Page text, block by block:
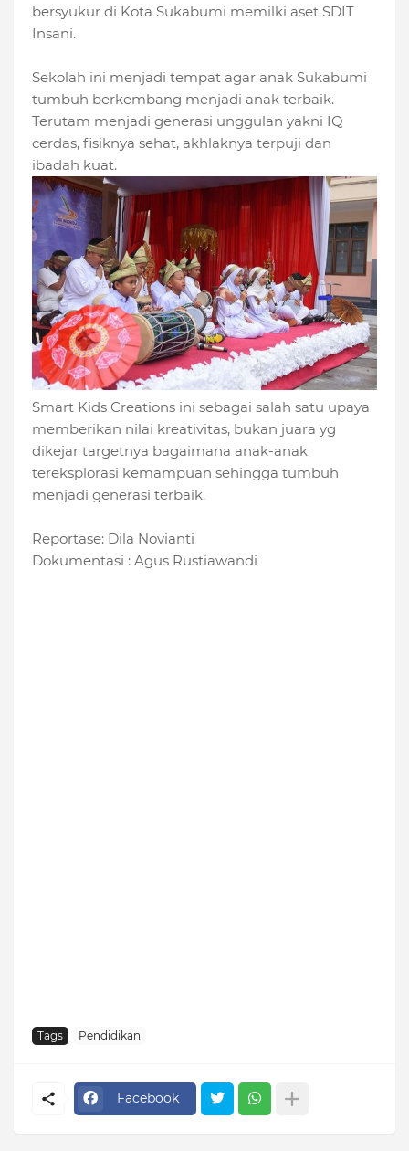
bersyukur di Kota Sukabumi memilki aset SDIT
Insani.
Sekolah ini menjadi tempat agar anak Sukabumi
tumbuh berkembang menjadi anak terbaik.
Terutam menjadi generasi unggulan yakni IQ
cerdas, fisiknya sehat, akhlaknya terpuji dan
ibadah kuat.
Smart Kids Creations ini sebagai salah satu upaya
memberikan nilai kreativitas, bukan juara yg
dikejar targetnya bagaimana anak-anak
tereksplorasi kemampuan sehingga tumbuh
menjadi generasi terbaik.
Reportase: Dila Novianti
Dokumentasi : Agus Rustiawandi
Tags Pendidikan
Facebook